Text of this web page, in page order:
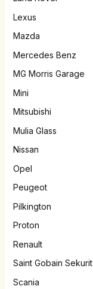
Lexus
Mazda
Mercedes Benz
MG Morris Garage
Mini
Mitsubishi
Mulia Glass
Nissan
Opel
Peugeot
Pilkington
Proton
Renault
Saint Gobain Sekurit
Scania